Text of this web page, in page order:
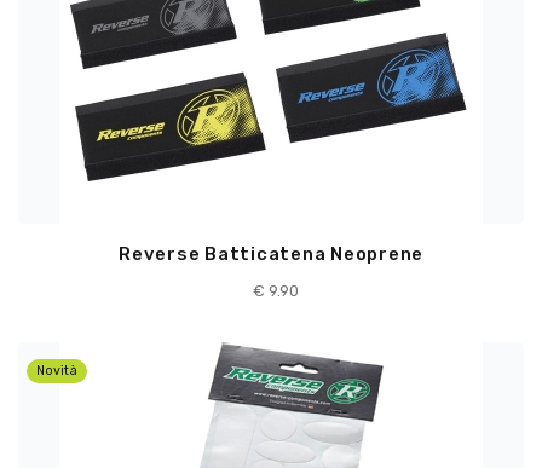
Reverse Batticatena Neoprene
€ 9.90
Novità